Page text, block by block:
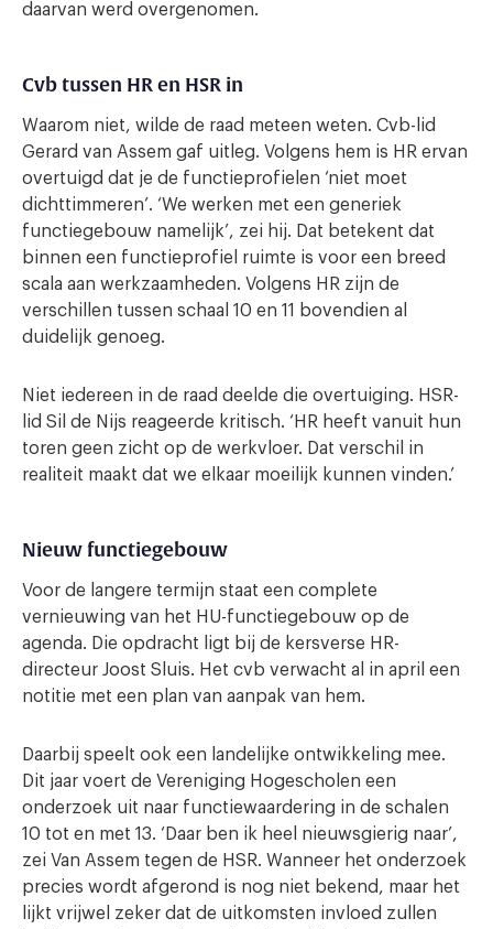
daarvan werd overgenomen.
Cvb tussen HR en HSR in
Waarom niet, wilde de raad meteen weten. Cvb-lid
Gerard van Assem gaf uitleg. Volgens hem is HR ervan
overtuigd dat je de functieprofielen ‘niet moet
dichttimmeren’. ‘We werken met een generiek
functiegebouw namelijk’, zei hij. Dat betekent dat
binnen een functieprofiel ruimte is voor een breed
scala aan werkzaamheden. Volgens HR zijn de
verschillen tussen schaal 10 en 11 bovendien al
duidelijk genoeg.
Niet iedereen in de raad deelde die overtuiging. HSR-
lid Sil de Nijs reageerde kritisch. ‘HR heeft vanuit hun
toren geen zicht op de werkvloer. Dat verschil in
realiteit maakt dat we elkaar moeilijk kunnen vinden.’
Nieuw functiegebouw
Voor de langere termijn staat een complete
vernieuwing van het HU-functiegebouw op de
agenda. Die opdracht ligt bij de kersverse HR-
directeur Joost Sluis. Het cvb verwacht al in april een
notitie met een plan van aanpak van hem.
Daarbij speelt ook een landelijke ontwikkeling mee.
Dit jaar voert de Vereniging Hogescholen een
onderzoek uit naar functiewaardering in de schalen
10 tot en met 13. ‘Daar ben ik heel nieuwsgierig naar’,
zei Van Assem tegen de HSR. Wanneer het onderzoek
precies wordt afgerond is nog niet bekend, maar het
lijkt vrijwel zeker dat de uitkomsten invloed zullen